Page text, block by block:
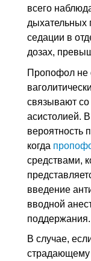
всего
дыхательных
седации в
дозах,
Пропофол не
связывают
асистолией. В
вероятность
когда
средствами,
введение
вводной
поддержания.
В случае,
страдающему